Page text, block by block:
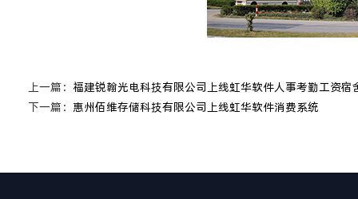
上一篇： 福建锐翰光电科技有限公司上线虹华软件人事考勤工资宿
下一篇： 惠州佰维存储科技有限公司上线虹华软件消费系统